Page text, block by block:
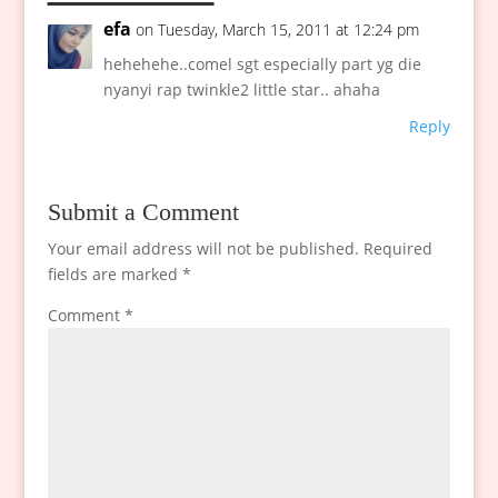
efa on Tuesday, March 15, 2011 at 12:24 pm
hehehehe..comel sgt especially part yg die
nyanyi rap twinkle2 little star.. ahaha
Reply
Submit a Comment
Your email address will not be published. Required
fields are marked *
Comment *